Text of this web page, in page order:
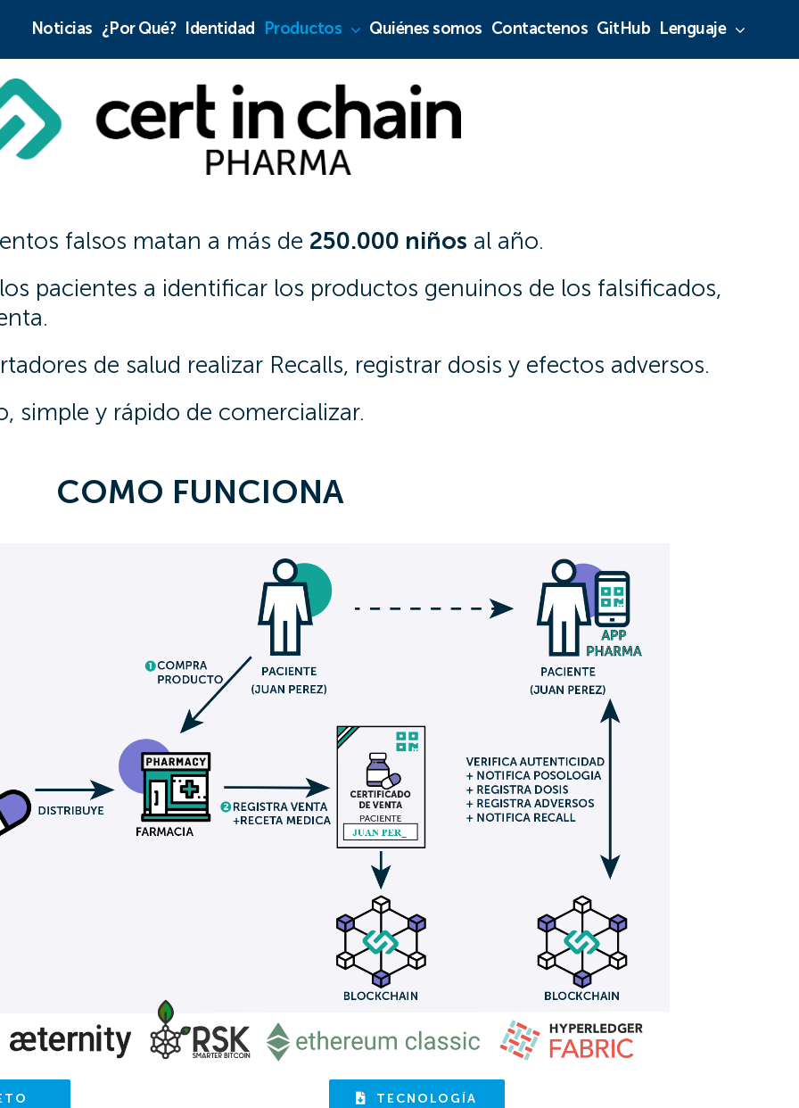
Noticias ¿Por Qué? Identidad Productos Quiénes somos Contactenos GitHub Lenguaje
falsos matan a más de 250.000 niños al año.
pacientes a identificar los productos genuinos de los falsificados,
de salud realizar Recalls, registrar dosis y efectos adversos.
simple y rápido de comercializar.
COMO FUNCIONA
TECNOLOGÍA